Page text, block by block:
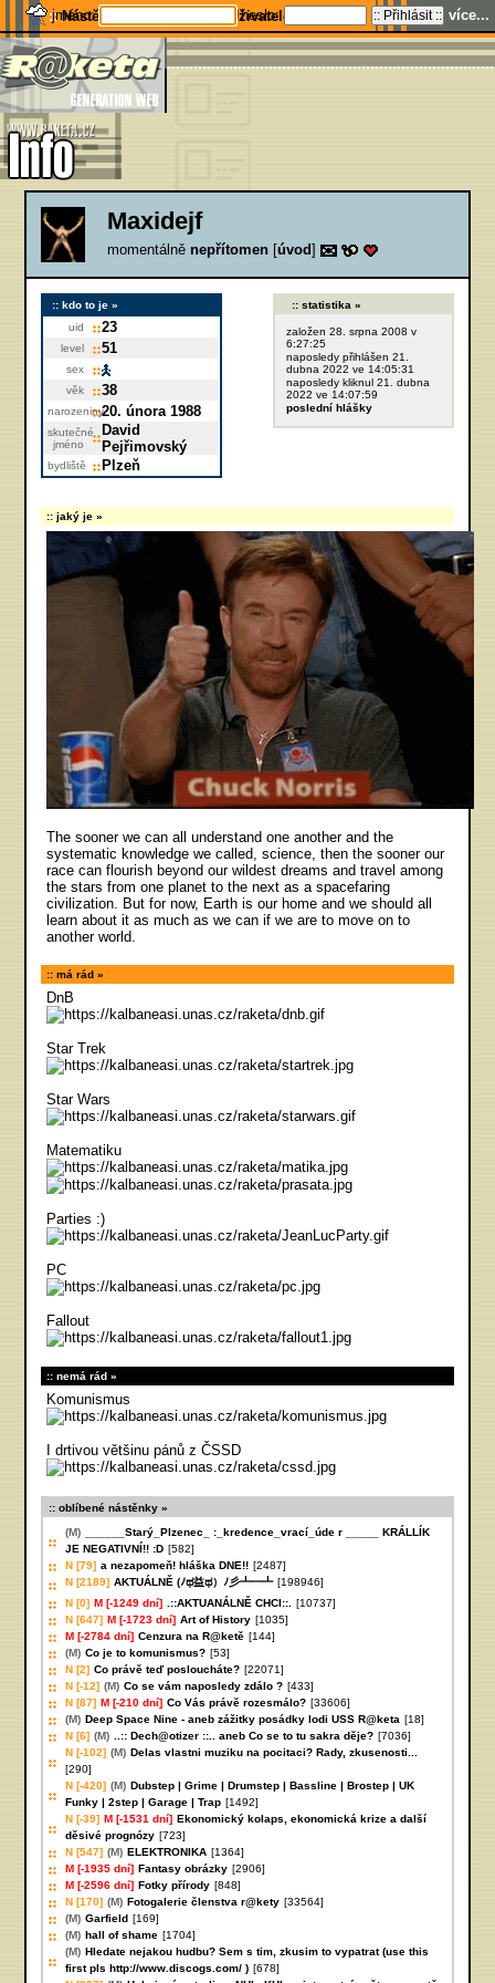
Nástěnky Uživatelé
jméno: heslo: více...
Maxidejf
momentálněnepřítomen [úvod]
kdo to je
uid
23
level 51
sex
věk
38
narozeniny20. února 1988
skutečné
jméno
David
Pejřimovský
bydliště Plzeň
statistika
založen 28. srpna 2008 v
6:27:25
naposledy přihlášen 21.
dubna 2022 ve 14:05:31
naposledy kliknul 21. dubna
2022 ve 14:07:59
poslední hlášky
jaký je
The sooner we can all understand one another and the
systematic knowledge we called, science, then the sooner our
race can flourish beyond our wildest dreams and travel among
the stars from one planet to the next as a spacefaring
civilization. But for now, Earth is our home and we should all
learn about it as much as we can if we are to move on to
another world.
má rád
DnB
Star Trek
Star Wars
Matematiku
Parties :)
PC
Fallout
nemá rád
Komunismus
I drtivou většinu pánů z ČSSD
oblíbené nástěnky
(M)
______Starý_Plzenec_ :_kredence_vrací_úde r _____ KRÁLLÍK
JE NEGATIVNÍ!! :D [582]
N [79] a nezapomeň! hláška DNE!! [2487]
N [2189] AKTUÁLNĚ (ﾉಥ益ಥ）ﾉ彡┻━┻ [198946]
N [0] M [-1249 dní] .::AKTUANÁLNĚ CHCI::.
[10737]
N [647] M [-1723 dní] Art of History [1035]
M [-2784 dní] Cenzura na R@ketě [144]
(M) Co je to komunismus? [53]
N [2] Co právě teď posloucháte? [22071]
N [-12] (M) Co se vám naposledy zdálo ? [433]
N [87] M [-210 dní] Co Vás právě rozesmálo? [33606]
(M) Deep Space Nine - aneb zážitky posádky lodi USS R@keta [18]
N [6] (M) ..:: Dech@otizer ::.. aneb Co se to tu sakra děje? [7036]
N [-102] (M) Delas vlastni muziku na pocitaci? Rady, zkusenosti...
[290]
N [-420] (M) Dubstep | Grime | Drumstep | Bassline | Brostep | UK
Funky | 2step | Garage | Trap [1492]
N [-39] M [-1531 dní] Ekonomický kolaps, ekonomická krize a další
děsivé prognózy [723]
N [547] (M) ELEKTRONIKA [1364]
M [-1935 dní] Fantasy obrázky [2906]
M [-2596 dní] Fotky přírody [848]
N [170] (M) Fotogalerie členstva r@kety [33564]
(M) Garfield [169]
(M) hall of shame [1704]
(M) Hledate nejakou hudbu? Sem s tim, zkusim to vypatrat (use this
first pls http://www.discogs.com/ ) [678]